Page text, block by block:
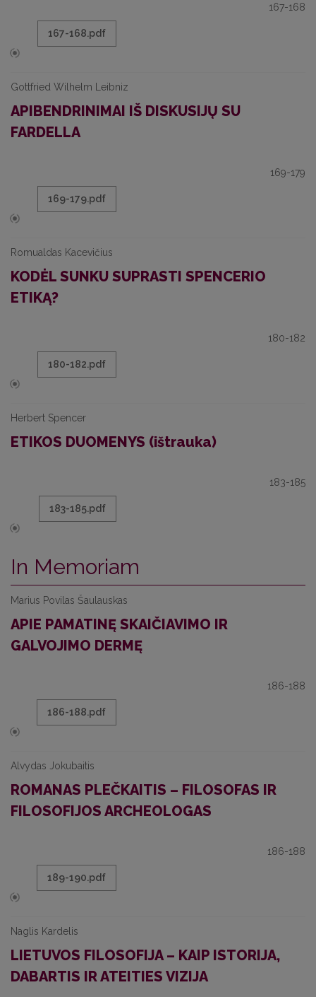
167-168
167-168.pdf
Gottfried Wilhelm Leibniz
APIBENDRINIMAI IŠ DISKUSIJŲ SU
FARDELLA
169-179
169-179.pdf
Romualdas Kacevičius
KODĖL SUNKU SUPRASTI SPENCERIO
ETIKĄ?
180-182
180-182.pdf
Herbert Spencer
ETIKOS DUOMENYS (ištrauka)
183-185
183-185.pdf
In Memoriam
Marius Povilas Šaulauskas
APIE PAMATINĘ SKAIČIAVIMO IR
GALVOJIMO DERMĘ
186-188
186-188.pdf
Alvydas Jokubaitis
ROMANAS PLEČKAITIS – FILOSOFAS IR
FILOSOFIJOS ARCHEOLOGAS
186-188
189-190.pdf
Naglis Kardelis
LIETUVOS FILOSOFIJA – KAIP ISTORIJA,
DABARTIS IR ATEITIES VIZIJA